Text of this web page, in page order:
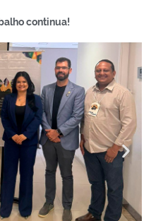
continua!